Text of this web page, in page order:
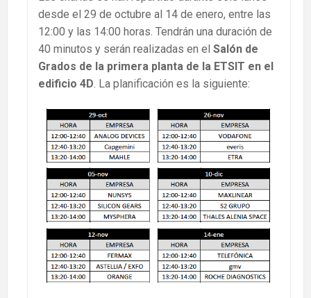
desde el 29 de octubre al 14 de enero, entre las
12:00 y las 14:00 horas. Tendrán una duración de
40 minutos y serán realizadas en el Salón de
Grados de la primera planta de la ETSIT en el
edificio 4D. La planificación es la siguiente: